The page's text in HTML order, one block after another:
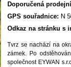
Doporučená
GPS souřadnice: N
Odkaz na stránku s
Tvrz se nachází na
zámek. Po
společnost EYWAN